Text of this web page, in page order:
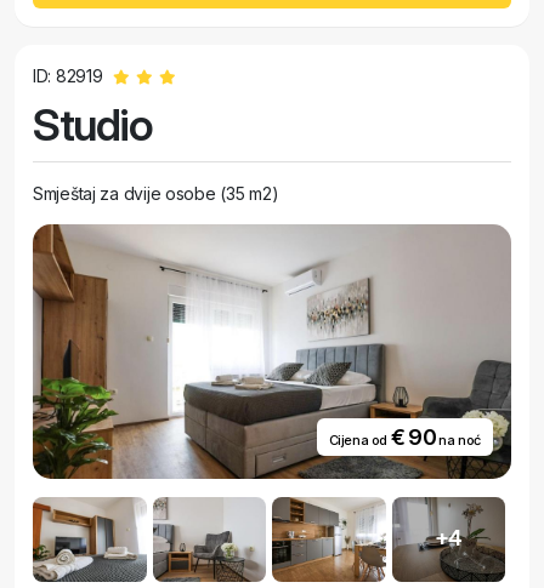
ID: 82919
Studio
Smještaj za dvije osobe (35 m2)
Cijena od € 90na noć
+4